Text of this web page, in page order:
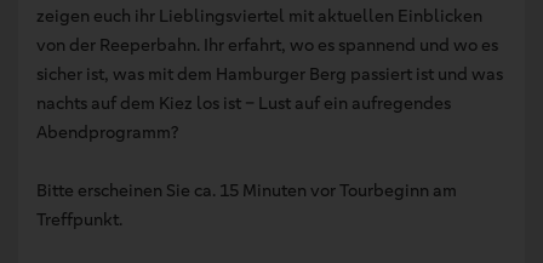
zeigen euch ihr Lieblingsviertel mit aktuellen Einblicken
von der Reeperbahn. Ihr erfahrt, wo es spannend und wo es
sicher ist, was mit dem Hamburger Berg passiert ist und was
nachts auf dem Kiez los ist – Lust auf ein aufregendes
Abendprogramm?
Bitte erscheinen Sie ca. 15 Minuten vor Tourbeginn am
Treffpunkt.